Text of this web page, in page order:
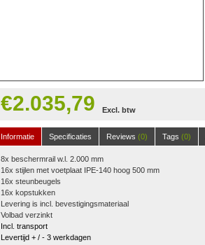
€2.035,79 Excl. btw
Informatie
Specificaties Reviews (0) Tags (0)
8x beschermrail w.l. 2.000 mm
16x stijlen met voetplaat IPE-140 hoog 500 mm
16x steunbeugels
16x kopstukken
Levering is incl. bevestigingsmateriaal
Volbad verzinkt
Incl. transport
Levertijd + / - 3 werkdagen